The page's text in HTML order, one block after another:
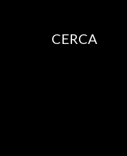
CERCA